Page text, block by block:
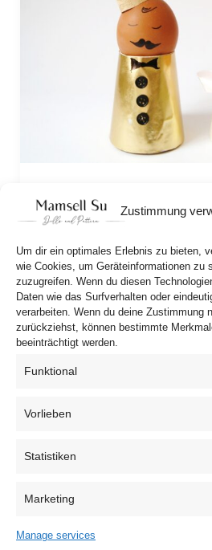
Zustimmung
Um dir ein optimales Erlebnis zu bieten,
wie Cookies, um Geräteinformationen zu
zuzugreifen. Wenn du diesen
Daten wie das Surfverhalten oder
verarbeiten. Wenn du deine Zustimmung
zurückziehst, können bestimmte
beeinträchtigt werden.
Funktional
Vorlieben
Statistiken
Marketing
Manage services
Our funny Egg People are my
fancy clothes. The DIY
crafting template!